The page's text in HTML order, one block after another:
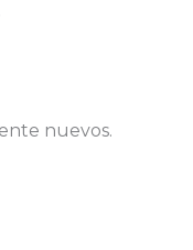
nuevos.